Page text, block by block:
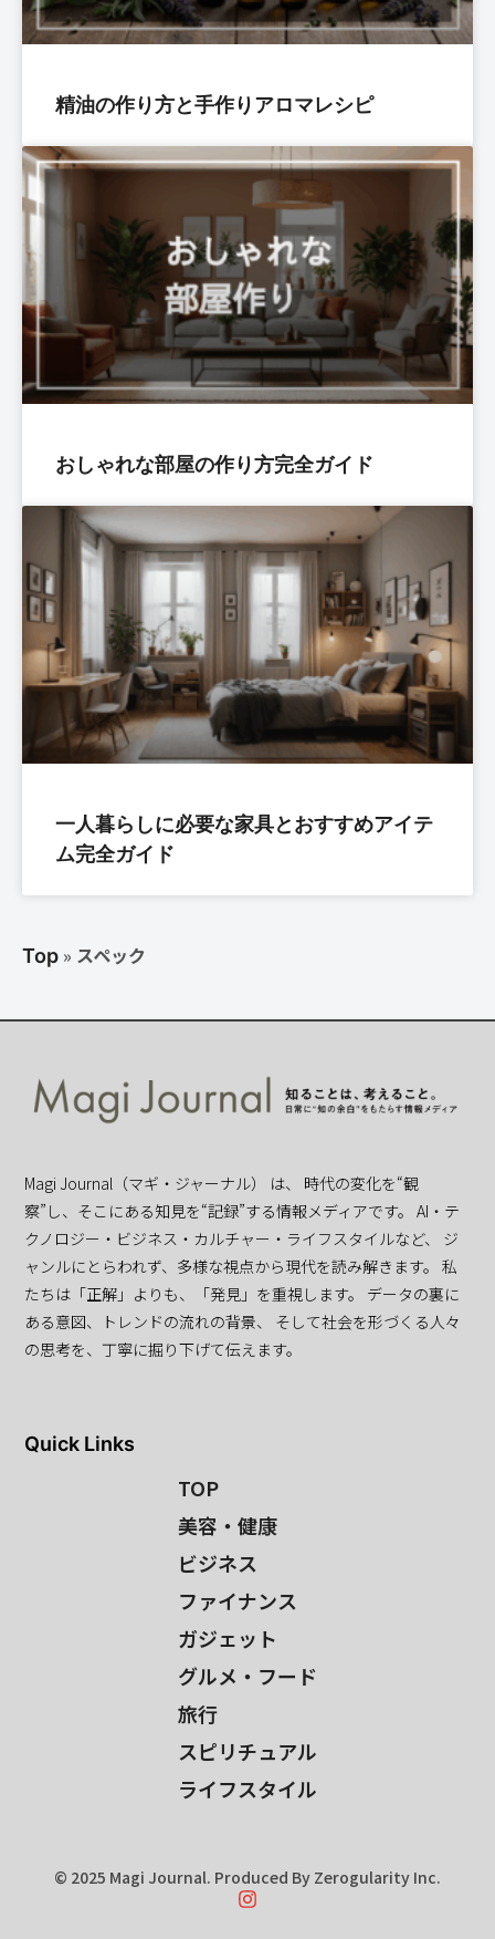
精油の作り方と手作りアロマレシピ
おしゃれな部屋の作り方完全ガイド
一人暮らしに必要な家具とおすすめアイテ
ム完全ガイド
Top » スペック
Magi Journal（マギ・ジャーナル） は、 時代の変化を“観
察”し、そこにある知見を“記録”する情報メディアです。 AI・テ
クノロジー・ビジネス・カルチャー・ライフスタイルなど、 ジ
ャンルにとらわれず、多様な視点から現代を読み解きます。 私
たちは「正解」よりも、「発見」を重視します。 データの裏に
ある意図、トレンドの流れの背景、 そして社会を形づくる人々
の思考を、丁寧に掘り下げて伝えます。
Quick Links
TOP
美容・健康
ビジネス
ファイナンス
ガジェット
グルメ・フード
旅行
スピリチュアル
ライフスタイル
© 2025 Magi Journal. Produced By Zerogularity Inc.